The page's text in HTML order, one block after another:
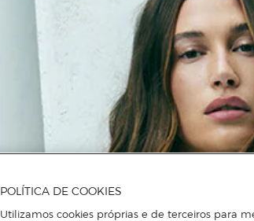
POLÍTICA DE COOKIES
Utilizamos cookies próprias e de terceiros para